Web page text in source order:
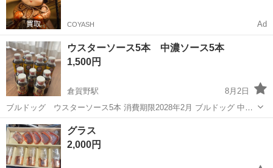
COYASH Ad
ウスターソース5本 中濃ソース5本
1,500円
倉賀野駅
8月2日
ブルドッグ ウスターソース5本 消費期限2028年2月 ブルドッグ 中濃
ソース5本 消費期限2028年3月 新品です。 お値下げ不可
群馬 高崎市
グラス
2,000円